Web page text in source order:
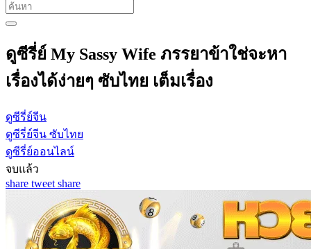
ดูซีรี่ย์ My Sassy Wife ภรรยาข้าใช่จะหา
เรื่องได้ง่ายๆ ซับไทย เต็มเรื่อง
ดูซีรี่ย์จีน
ดูซีรี่ย์จีน ซับไทย
ดูซีรี่ย์ออนไลน์
จบแล้ว
share tweet share